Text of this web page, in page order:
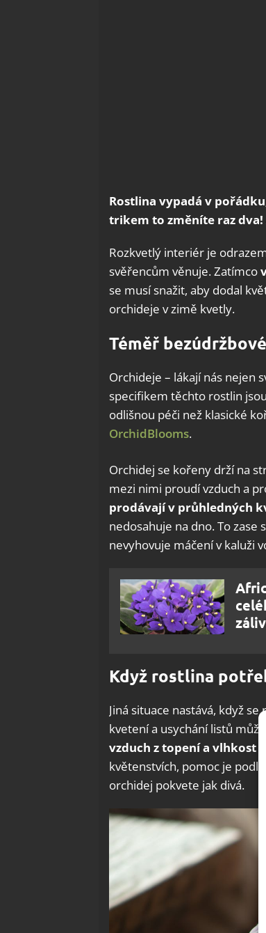
Rostlina vypadá v
trikem to změníte raz
Rozkvetlý interiér je
svěřencům věnuje. Zatímco
se musí snažit, aby dodal
orchideje v zimě kvetly.
Téměř
Orchideje – lákají nás nejen
specifikem těchto rostlin
odlišnou péči než klasické
OrchidBlooms.
Orchidej se kořeny drží na
mezi nimi proudí vzduch a
prodávají v průhledných
nedosahuje na dno. To
nevyhovuje máčení v kaluži
Když rostlina
Jiná situace nastává, když
kvetení a usychání listů
vzduch z topení a vlhkost
květenstvích, pomoc je
orchidej pokvete jak divá.